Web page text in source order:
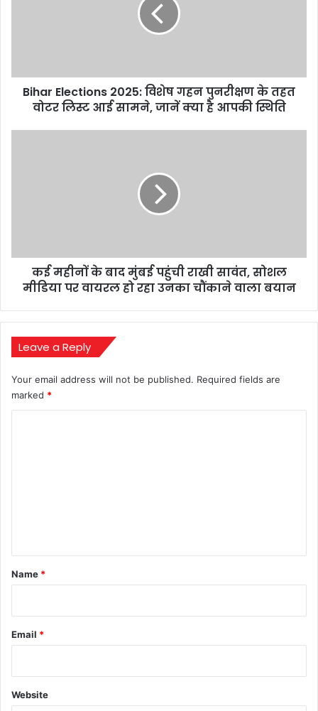
वोटर
लिस्टBihar Elections 2025: विशेष गहन पुनरीक्षण के तहत
वोटर लिस्ट आई सामने, जानें क्या है आपकी स्थिति
सोशल
मीडिया
हो
उनका
चौंकाने
वाला
कई महीनों के बाद मुंबई पहुंची राखी सावंत, सोशल
मीडिया पर वायरल हो रहा उनका चौंकाने वाला बयान
Leave a Reply
Your email address will not be published. Required fields are
marked *
*
Name *
Email *
Website